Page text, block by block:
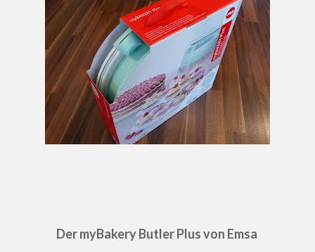
Der myBakery Butler Plus von Emsa